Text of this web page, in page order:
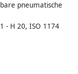
pneumatische
- H 20, ISO 1174